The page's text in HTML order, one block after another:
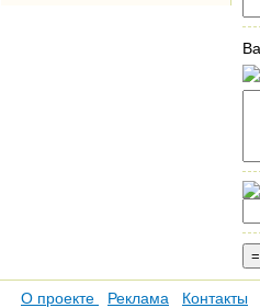
О проекте Реклама Контакты